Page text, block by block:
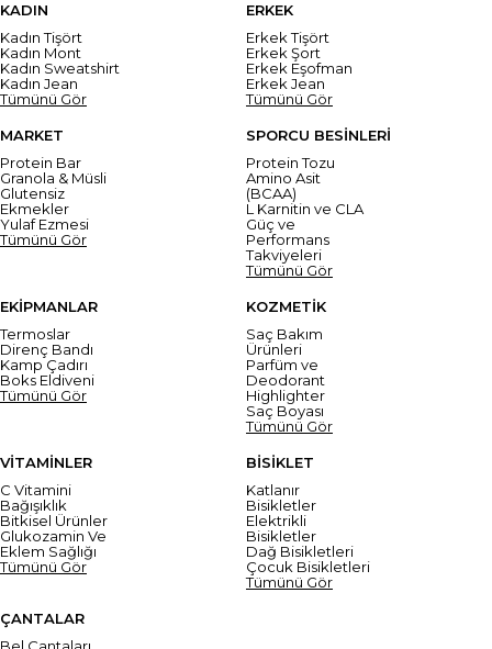
KADIN
Kadın Tişört
Kadın Mont
Kadın Sweatshirt
Kadın Jean
Tümünü Gör
ERKEK
Erkek Tişört
Erkek Şort
Erkek Eşofman
Erkek Jean
Tümünü Gör
MARKET
Protein Bar
Granola & Müsli
Glutensiz
Ekmekler
Yulaf Ezmesi
Tümünü Gör
SPORCU BESİNLERİ
Protein Tozu
Amino Asit
(BCAA)
L Karnitin ve CLA
Güç ve
Performans
Takviyeleri
Tümünü Gör
EKİPMANLAR
Termoslar
Direnç Bandı
Kamp Çadırı
Boks Eldiveni
Tümünü Gör
KOZMETİK
Saç Bakım
Ürünleri
Parfüm ve
Deodorant
Highlighter
Saç Boyası
Tümünü Gör
VİTAMİNLER
C Vitamini
Bağışıklık
Bitkisel Ürünler
Glukozamin Ve
Eklem Sağlığı
Tümünü Gör
BİSİKLET
Katlanır
Bisikletler
Elektrikli
Bisikletler
Dağ Bisikletleri
Çocuk Bisikletleri
Tümünü Gör
ÇANTALAR